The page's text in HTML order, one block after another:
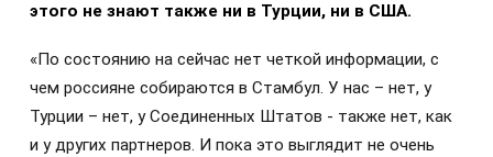
этого не знают также ни в Турции, ни в США.
«По состоянию на сейчас нет четкой информации, с
чем россияне собираются в Стамбул. У нас – нет, у
Турции – нет, у Соединенных Штатов - также нет, как
и у других партнеров. И пока это выглядит не очень